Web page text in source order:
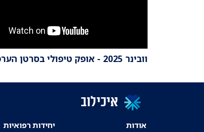
וובינר 2025 - אופק טיפולי בסרטן הערמונית
איכילוב
אודות יחידות רפואיות